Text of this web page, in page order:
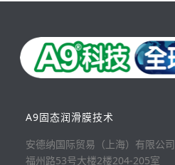
A9固态润滑膜技术
安德纳国际贸易（上海）有限公司
福州路53号大楼2楼204-205室